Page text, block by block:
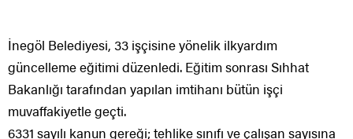
İnegöl Belediyesi, 33 işçisine yönelik ilkyardım
güncelleme eğitimi düzenledi. Eğitim sonrası Sıhhat
Bakanlığı tarafından yapılan imtihanı bütün işçi
muvaffakiyetle geçti.
6331 sayılı kanun gereği; tehlike sınıfı ve çalışan sayısına